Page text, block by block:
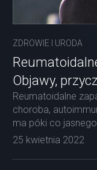
ZDROWIE I URODA
Objawy,
Reumatoidalne
choroba,
ma póki co
25 kwietnia 2022